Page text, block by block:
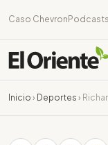
Caso Chevron Podcasts
Inicio › Deportes ›